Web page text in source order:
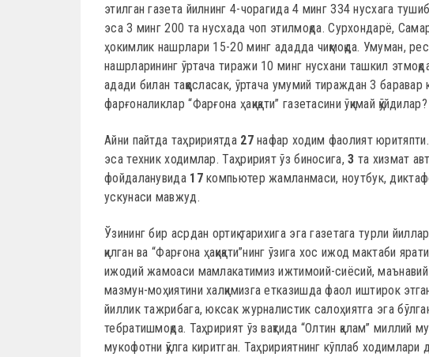
этилган газета йилнинг 4-чорагида 4 минг 334 нусхага
эса 3 минг 200 та нусхада чоп этилмоқда. Сурхондарё,
ҳокимлик нашрлари 15-20 минг ададда чиқмоқда. Умуман,
нашрларининг ўртача тиражи 10 минг нусхани ташкил этмоқда.
адади билан таққосласак, ўртача умумий тираждан 3
фарғоналиклар “Фарғона ҳақиқати” газетасини ўқимай қўйдилар?
Айни пайтда таҳририятда 27нафар ходим фаолият юритяпти.
эса техник ходимлар. Таҳририят ўз биносига,3 та хизмат
фойдаланувида 17компьютер жамланмаси, ноутбук,
ускунаси мавжуд.
Ўзининг бир асрдан ортиқ тарихига эга газетага турли
қилган ва “Фарғона ҳақиқати”нинг ўзига хос ижод мактаби
ижодий жамоаси мамлакатимиз ижтимоий-сиёсий,
мазмун-моҳиятини халқимизга етказишда фаол иштирок
йиллик тажрибага, юксак журналистик салоҳиятга эга
тебратишмоқда. Таҳририят ўз вақтида “Олтин қалам” миллий
мукофотни қўлга киритган. Таҳририятнинг кўплаб